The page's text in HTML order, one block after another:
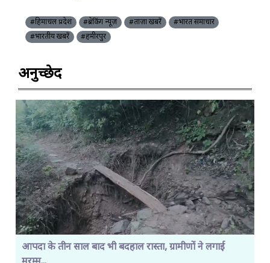
#हिमाचल प्रदेश #ब्रेकिंग न्यूज़ #ताज़ा खबरें
#भारत समाचार
#भारतीय खबरें
#हमीरपुर
अनुच्छेद
आपदा के तीन साल बाद भी बदहाल रास्ता, ग्रामीणों ने लगाई